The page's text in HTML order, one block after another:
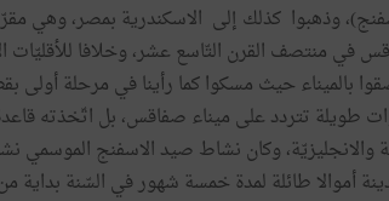
وذهبوا كذلك إلى الاسكندرية بمصر، وهي
في منتصف القرن التّاسع عشر، وخلافا
بالميناء حيث مسكوا كما رأينا في مرحلة أولى
طويلة تتردد على ميناء صفاقس، بل اتّخذته
والانجليزيّة، وكان نشاط صيد الاسفنج الموسمي
أموالا طائلة لمدة خمسة شهور في السّنة بداية